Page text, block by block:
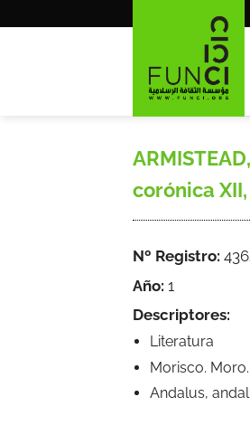
corónica XII,
Nº Registro:
Año: 1
Descriptores:
Literatura
Morisco.
Andalus,